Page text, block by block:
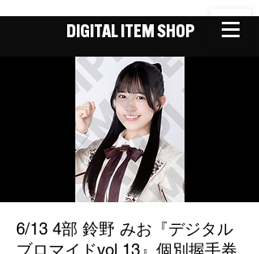
DIGITAL ITEM SHOP
6/13 4部 鈴野 みお『デジタル
ブロマイドvol.13』個別握手券